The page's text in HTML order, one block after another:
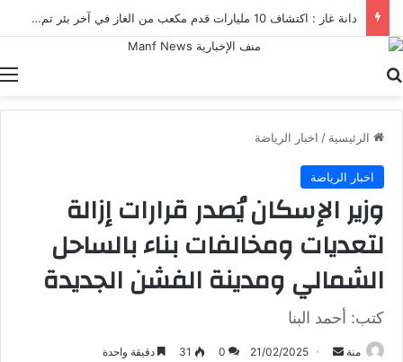
دانة غاز : اكتشاف 10 مليارات قدم مكعب من الغاز في آخر بئر تم حفره في مصر
الرئيسية / اخبار الرياضة
اخبار الرياضة
وزير الإسكان يُصدر قرارات إزالة
لتعديات ومخالفات بناء بالساحل
الشمالي ومدينة الفشن الجديدة
كتب: أحمد البنا
منة
أرسل 21/02/2025
0
31 دقيقة واحدة